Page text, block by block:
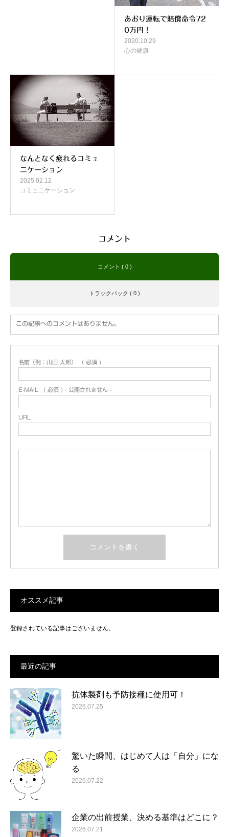
あおり運転で賠償命令72
0万円！
2020.10.29
心の健康
なんとなく疲れるコミュ
ニケーション
2025.02.12
コミュニケーション
コメント
コメント ( 0 )
トラックバック ( 0 )
この記事へのコメントはありません。
名前（例：山田 太郎） ( 必須 )
E-MAIL ( 必須 ) - 公開されません -
URL
オススメ記事
登録されている記事はございません。
最近の記事
抗体製剤も予防接種に使用可！
2026.07.25
驚いた瞬間、はじめて人は「自分」にな
る
2026.07.22
企業の出前授業、決める基準はどこに？
2026.07.21